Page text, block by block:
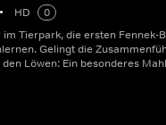
• HD
0
Tierpark, die ersten Fennek-
Gelingt die
Löwen: Ein besonderes